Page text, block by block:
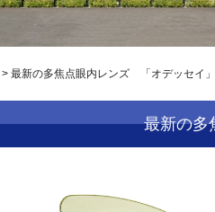
> 最新の多焦点眼内レンズ 「オデッセイ」
最新の